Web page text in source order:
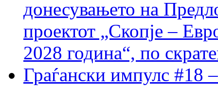
донесувањето на
проектот „Скопје –
2028 година“, по
Граѓански импулс #18